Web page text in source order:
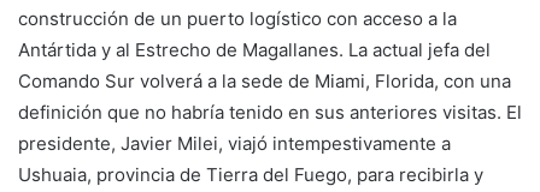
construcción de un puerto logístico con acceso a la
Antártida y al Estrecho de Magallanes. La actual jefa del
Comando Sur volverá a la sede de Miami, Florida, con una
definición que no habría tenido en sus anteriores visitas. El
presidente, Javier Milei, viajó intempestivamente a
Ushuaia, provincia de Tierra del Fuego, para recibirla y